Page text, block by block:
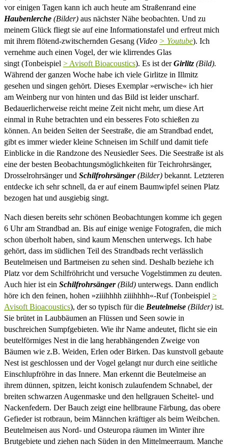
vor einigen Tagen kann ich auch heute am Straßenrand eine
Haubenlerche (Bilder) aus nächster Nähe beobachten. Und zu
meinem Glück fliegt sie auf eine Informationstafel und erfreut mich
mit ihrem flötend-zwitschernden Gesang (Video > Youtube). Ich
vernehme auch einen Vogel, der wie klirrendes Glas
singt (Tonbeispiel > Avisoft Bioacoustics). Es ist derGirlitz (Bild).
Während der ganzen Woche habe ich viele Girlitze in Illmitz
gesehen und singen gehört. Dieses Exemplar »erwische« ich hier
am Weinberg nur von hinten und das Bild ist leider unscharf.
Bedauerlicherweise reicht meine Zeit nicht mehr, um diese Art
einmal in Ruhe betrachten und ein besseres Foto schießen zu
können. An beiden Seiten der Seestraße, die am Strandbad endet,
gibt es immer wieder kleine Schneisen im Schilf und damit tiefe
Einblicke in die Randzone des Neusiedler Sees. Die Seestraße ist als
eine der besten Beobachtungsmöglichkeiten für Teichrohrsänger,
Drosselrohrsänger und Schilfrohrsänger(Bilder) bekannt. Letzteren
entdecke ich sehr schnell, da er auf einem Baumwipfel seinen Platz
bezogen hat und ausgiebig singt.
Nach diesen bereits sehr schönen Beobachtungen komme ich gegen
6 Uhr am Strandbad an. Bis auf einige wenige Fotografen, die mich
schon überholt haben, sind kaum Menschen unterwegs. Ich habe
gehört, dass im südlichen Teil des Strandbads recht verlässlich
Beutelmeisen und Bartmeisen zu sehen sind. Deshalb beziehe ich
Platz vor dem Schilfröhricht und versuche Vogelstimmen zu deuten.
Auch hier ist ein Schilfrohrsänger(Bild) unterwegs. Dann endlich
höre ich den feinen, hohen »ziiihhhh ziiihhhh«-Ruf (Tonbeispiel >
Avisoft Bioacoustics), der so typisch für die Beutelmeise (Bilder) ist.
Sie brütet in Laubbäumen an Flüssen und Seen sowie in
buschreichen Sumpfgebieten. Wie ihr Name andeutet, flicht sie ein
beutelförmiges Nest in die lang herabhängenden Zweige von
Bäumen wie z.B. Weiden, Erlen oder Birken. Das kunstvoll gebaute
Nest ist geschlossen und der Vogel gelangt nur durch eine seitliche
Einschlupfröhre in das Innere. Man erkennt die Beutelmeise an
ihrem dünnen, spitzen, leicht konisch zulaufendem Schnabel, der
breiten schwarzen Augenmaske und den hellgrauen Scheitel- und
Nackenfedern. Der Bauch zeigt eine hellbraune Färbung, das obere
Gefieder ist rotbraun, beim Männchen kräftiger als beim Weibchen.
Beutelmeisen aus Nord- und Osteuropa räumen im Winter ihre
Brutgebiete und ziehen nach Süden in den Mittelmeerraum. Manche